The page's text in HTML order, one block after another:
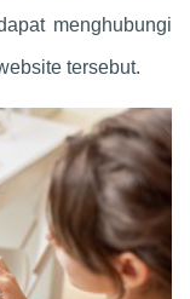
menghubungi
tersebut.